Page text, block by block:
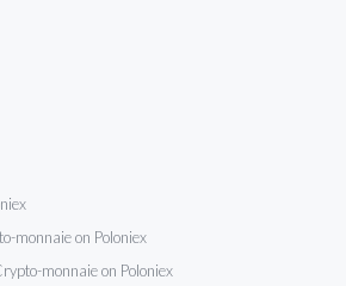
monnaie on Poloniex
monnaie on Poloniex